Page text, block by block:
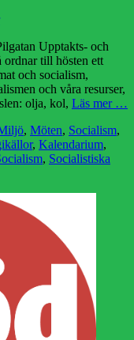
Upptakts- och
ordnar till hösten ett
och socialism,
och våra resurser,
olja, kol, Läs mer …
, Möten, Socialism,
, Kalendarium,
, Socialistiska